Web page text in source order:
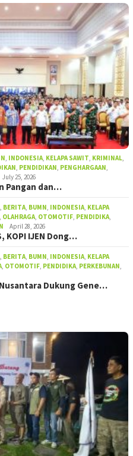
, INDONESIA, KELAPA SAWIT, KRIMINAL,
, PENDIDIKAN, PENGHARGAAN,
July 25, 2026
Pangan dan…
, BERITA, BUMN, INDONESIA, KELAPA
, OLAHRAGA, OTOMOTIF, PENDIDIKA,
April 28, 2026
KOPI IJEN Dong…
, BERITA, BUMN, INDONESIA, KELAPA
, OTOMOTIF, PENDIDIKA, PERKEBUNAN,
Dukung Gene…